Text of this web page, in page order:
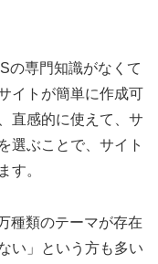
の専門知識がなくて
イトが簡単に作成可
直感的に使えて、サ
選ぶことで、サイト
す。
種類のテーマが存在
い」という方も多い